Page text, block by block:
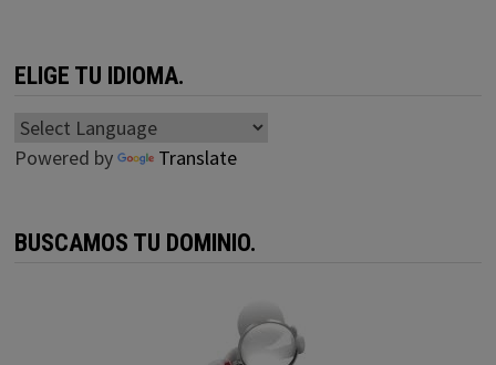
ELIGE TU IDIOMA.
Powered by Translate
BUSCAMOS TU DOMINIO.